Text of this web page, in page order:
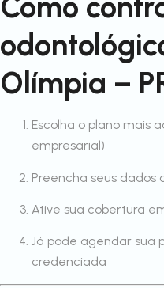
Como
Olímpia –
Escolha o plano mais
empresarial)
Preencha seus dados
Ative sua cobertura
Já pode agendar sua
credenciada